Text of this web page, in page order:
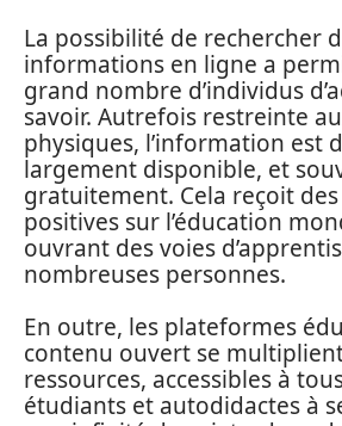
La possibilité de rechercher
informations en ligne a
grand nombre d’individus
savoir. Autrefois restreinte
physiques, l’information est
largement disponible, et
gratuitement. Cela reçoit
positives sur l’éducation
ouvrant des voies
nombreuses personnes.
En outre, les plateformes
contenu ouvert se
ressources, accessibles à
étudiants et autodidactes à